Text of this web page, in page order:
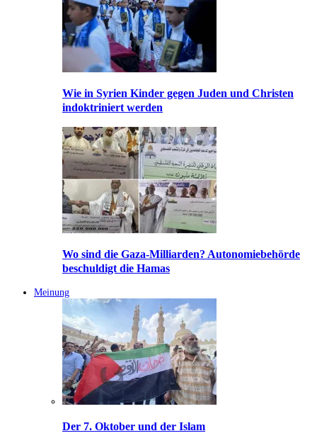
Wie in Syrien Kinder gegen Juden und Christen
indoktriniert werden
Wo sind die Gaza-Milliarden? Autonomiebehörde
beschuldigt die Hamas
Meinung
Der 7. Oktober und der Islam